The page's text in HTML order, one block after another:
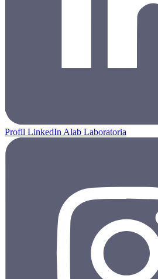
Profil LinkedIn Alab Laboratoria